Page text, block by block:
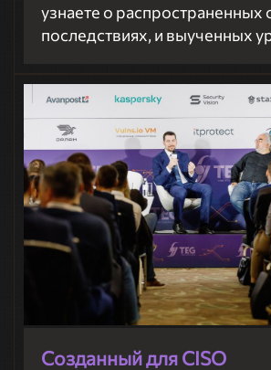
узнаете о распространенных
последствиях, и выученных
Созданный для CISO